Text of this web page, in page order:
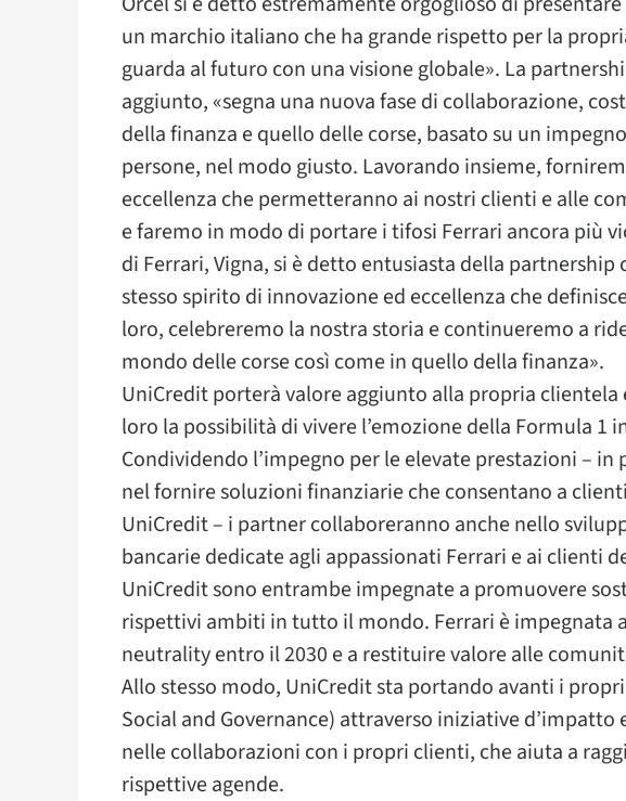
un marchio italiano che ha grande rispetto per la
guarda al futuro con una visione globale». La
aggiunto, «segna una nuova fase di collaborazione,
della finanza e quello delle corse, basato su un
persone, nel modo giusto. Lavorando insieme,
eccellenza che permetteranno ai nostri clienti e alle
e faremo in modo di portare i tifosi Ferrari ancora più
di Ferrari, Vigna, si è detto entusiasta della partnership
stesso spirito di innovazione ed eccellenza che
loro, celebreremo la nostra storia e continueremo a
mondo delle corse così come in quello della finanza».
UniCredit porterà valore aggiunto alla propria
loro la possibilità di vivere l’emozione della Formula 1
Condividendo l’impegno per le elevate prestazioni – in
nel fornire soluzioni finanziarie che consentano a
UniCredit – i partner collaboreranno anche nello
bancarie dedicate agli appassionati Ferrari e ai clienti
UniCredit sono entrambe impegnate a promuovere
rispettivi ambiti in tutto il mondo. Ferrari è impegnata
neutrality entro il 2030 e a restituire valore alle
Allo stesso modo, UniCredit sta portando avanti i
Social and Governance) attraverso iniziative d’impatto
nelle collaborazioni con i propri clienti, che aiuta a
rispettive agende.